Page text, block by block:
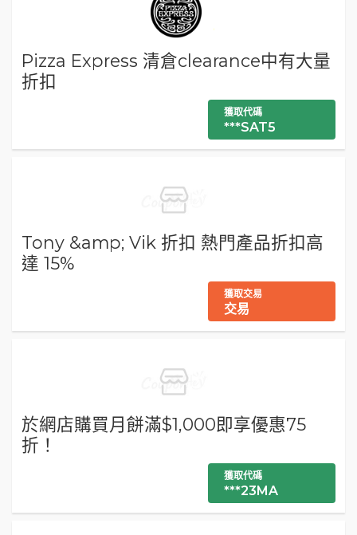
Pizza Express 清倉clearance中有大量
折扣
獲取代碼
***SAT5
Tony &amp; Vik 折扣 熱門產品折扣高
達 15%
獲取交易
交易
於網店購買月餅滿$1,000即享優惠75
折！
獲取代碼
***23MA